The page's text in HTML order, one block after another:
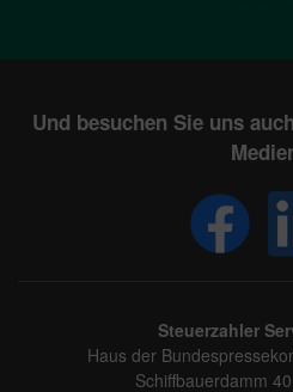
Und besuchen Sie uns
Steuerzahler
Haus der
Schiffbauerdamm